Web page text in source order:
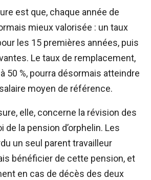
est que, chaque année de
mieux valorisée : un taux
les 15 premières années, puis
Le taux de remplacement,
50 %, pourra désormais atteindre
moyen de référence.
elle, concerne la révision des
de la pension d’orphelin. Les
un seul parent travailleur
bénéficier de cette pension, et
en cas de décès des deux